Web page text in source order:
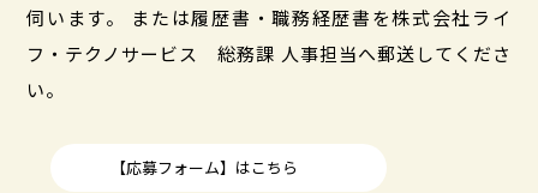
伺います。 または履歴書・職務経歴書を株式会社ライ
フ・テクノサービス 総務課 人事担当へ郵送してくださ
い。
【応募フォーム】はこちら